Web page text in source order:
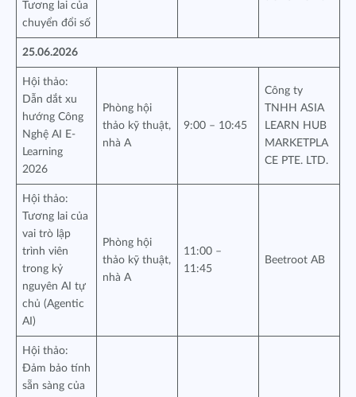
Tương lai của
chuyển đổi số
25.06.2026
Hội thảo:
Dẫn dắt xu
hướng Công
Nghệ AI E-
Learning
2026
Phòng hội
thảo kỹ thuật,
nhà A
9:00 – 10:45
Công ty
TNHH ASIA
LEARN HUB
MARKETPLA
CE PTE. LTD.
Hội thảo:
Tương lai của
vai trò lập
trình viên
trong kỷ
nguyên AI tự
chủ (Agentic
AI)
Phòng hội
thảo kỹ thuật,
nhà A
11:00 –
11:45
Beetroot AB
Hội thảo:
Đảm bảo tính
sẵn sàng của